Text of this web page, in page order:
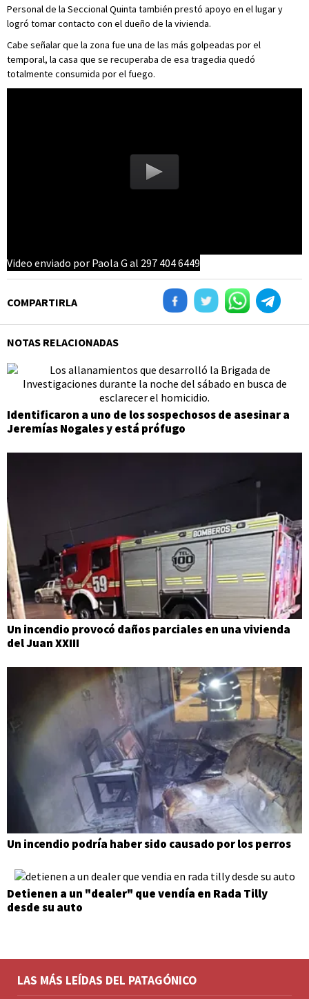
Personal de la Seccional Quinta también prestó apoyo en el lugar y
logró tomar contacto con el dueño de la vivienda.
Cabe señalar que la zona fue una de las más golpeadas por el
temporal, la casa que se recuperaba de esa tragedia quedó
totalmente consumida por el fuego.
Video enviado por Paola G al 297 404 6449
COMPARTIRLA
NOTAS RELACIONADAS
Identificaron a uno de los sospechosos de asesinar a
Jeremías Nogales y está prófugo
Un incendio provocó daños parciales en una vivienda
del Juan XXIII
Un incendio podría haber sido causado por los perros
Detienen a un "dealer" que vendía en Rada Tilly
desde su auto
LAS MÁS LEÍDAS DEL PATAGÓNICO